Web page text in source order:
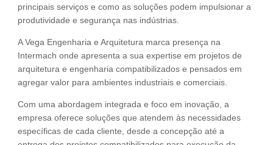
principais serviços e como as soluções podem impulsionar a
produtividade e segurança nas indústrias.
A Vega Engenharia e Arquitetura marca presença na
Intermach onde apresenta a sua expertise em projetos de
arquitetura e engenharia compatibilizados e pensados em
agregar valor para ambientes industriais e comerciais.
Com uma abordagem integrada e foco em inovação, a
empresa oferece soluções que atendem às necessidades
específicas de cada cliente, desde a concepção até a